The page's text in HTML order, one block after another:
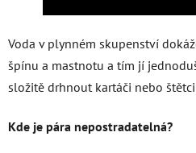
Voda v plynném skupenství
špínu a mastnotu a tím jí
složitě drhnout kartáči nebo
Kde je pára nepostradatelná?